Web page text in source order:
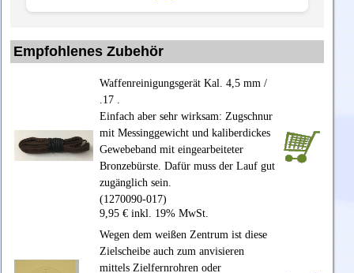
Empfohlenes Zubehör
Waffenreinigungsgerät Kal. 4,5 mm /
.17 .
Einfach aber sehr wirksam: Zugschnur
mit Messinggewicht und kaliberdickes
Gewebeband mit eingearbeiteter
Bronzebürste. Dafür muss der Lauf gut
zugänglich sein.
(1270090-017)
9,95 € inkl. 19% MwSt.
Wegen dem weißen Zentrum ist diese
Zielscheibe auch zum anvisieren
mittels Zielfernrohren oder